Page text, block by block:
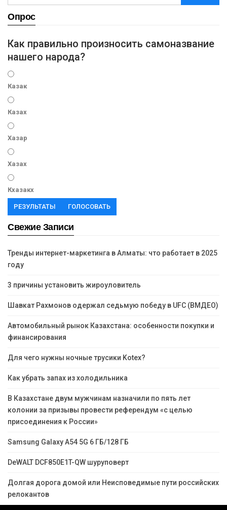
Опрос
Как правильно произносить самоназвание
нашего народа?
Казак
Казах
Хазар
Хазах
Кхазакх
РЕЗУЛЬТАТЫ ГОЛОСОВАТЬ
Свежие Записи
Тренды интернет-маркетинга в Алматы: что работает в 2025
году
3 причины установить жироуловитель
Шавкат Рахмонов одержал седьмую победу в UFC (ВМДЕО)
Автомобильный рынок Казахстана: особенности покупки и
финансирования
Для чего нужны ночные трусики Kotex?
Как убрать запах из холодильника
В Казахстане двум мужчинам назначили по пять лет
колонии за призывы провести референдум «с целью
присоединения к России»
Samsung Galaxy A54 5G 6 ГБ/128 ГБ
DeWALT DCF850E1T-QW шуруповерт
Долгая дорога домой или Неисповедимые пути российских
релокантов